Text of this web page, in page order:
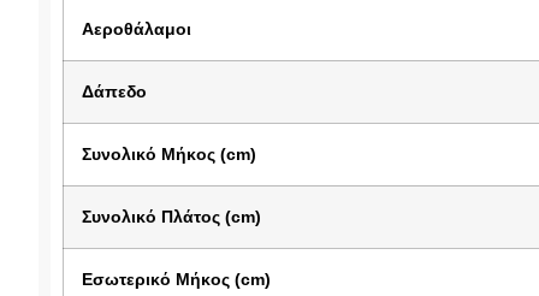
Αεροθάλαμοι
Δάπεδο
Συνολικό Μήκος (cm)
Συνολικό Πλάτος (cm)
Εσωτερικό Μήκος (cm)